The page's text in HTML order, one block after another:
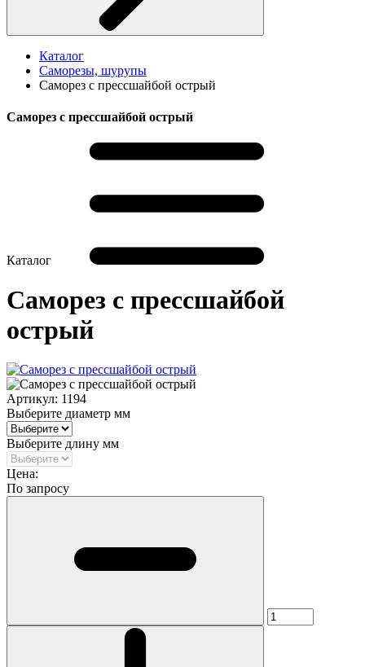
Каталог
Саморезы, шурупы
Саморез с прессшайбой острый
Саморез с прессшайбой острый
Каталог
Саморез с прессшайбой
острый
Артикул: 1194
Выберите диаметр мм
Выберите длину мм
Цена:
По запросу